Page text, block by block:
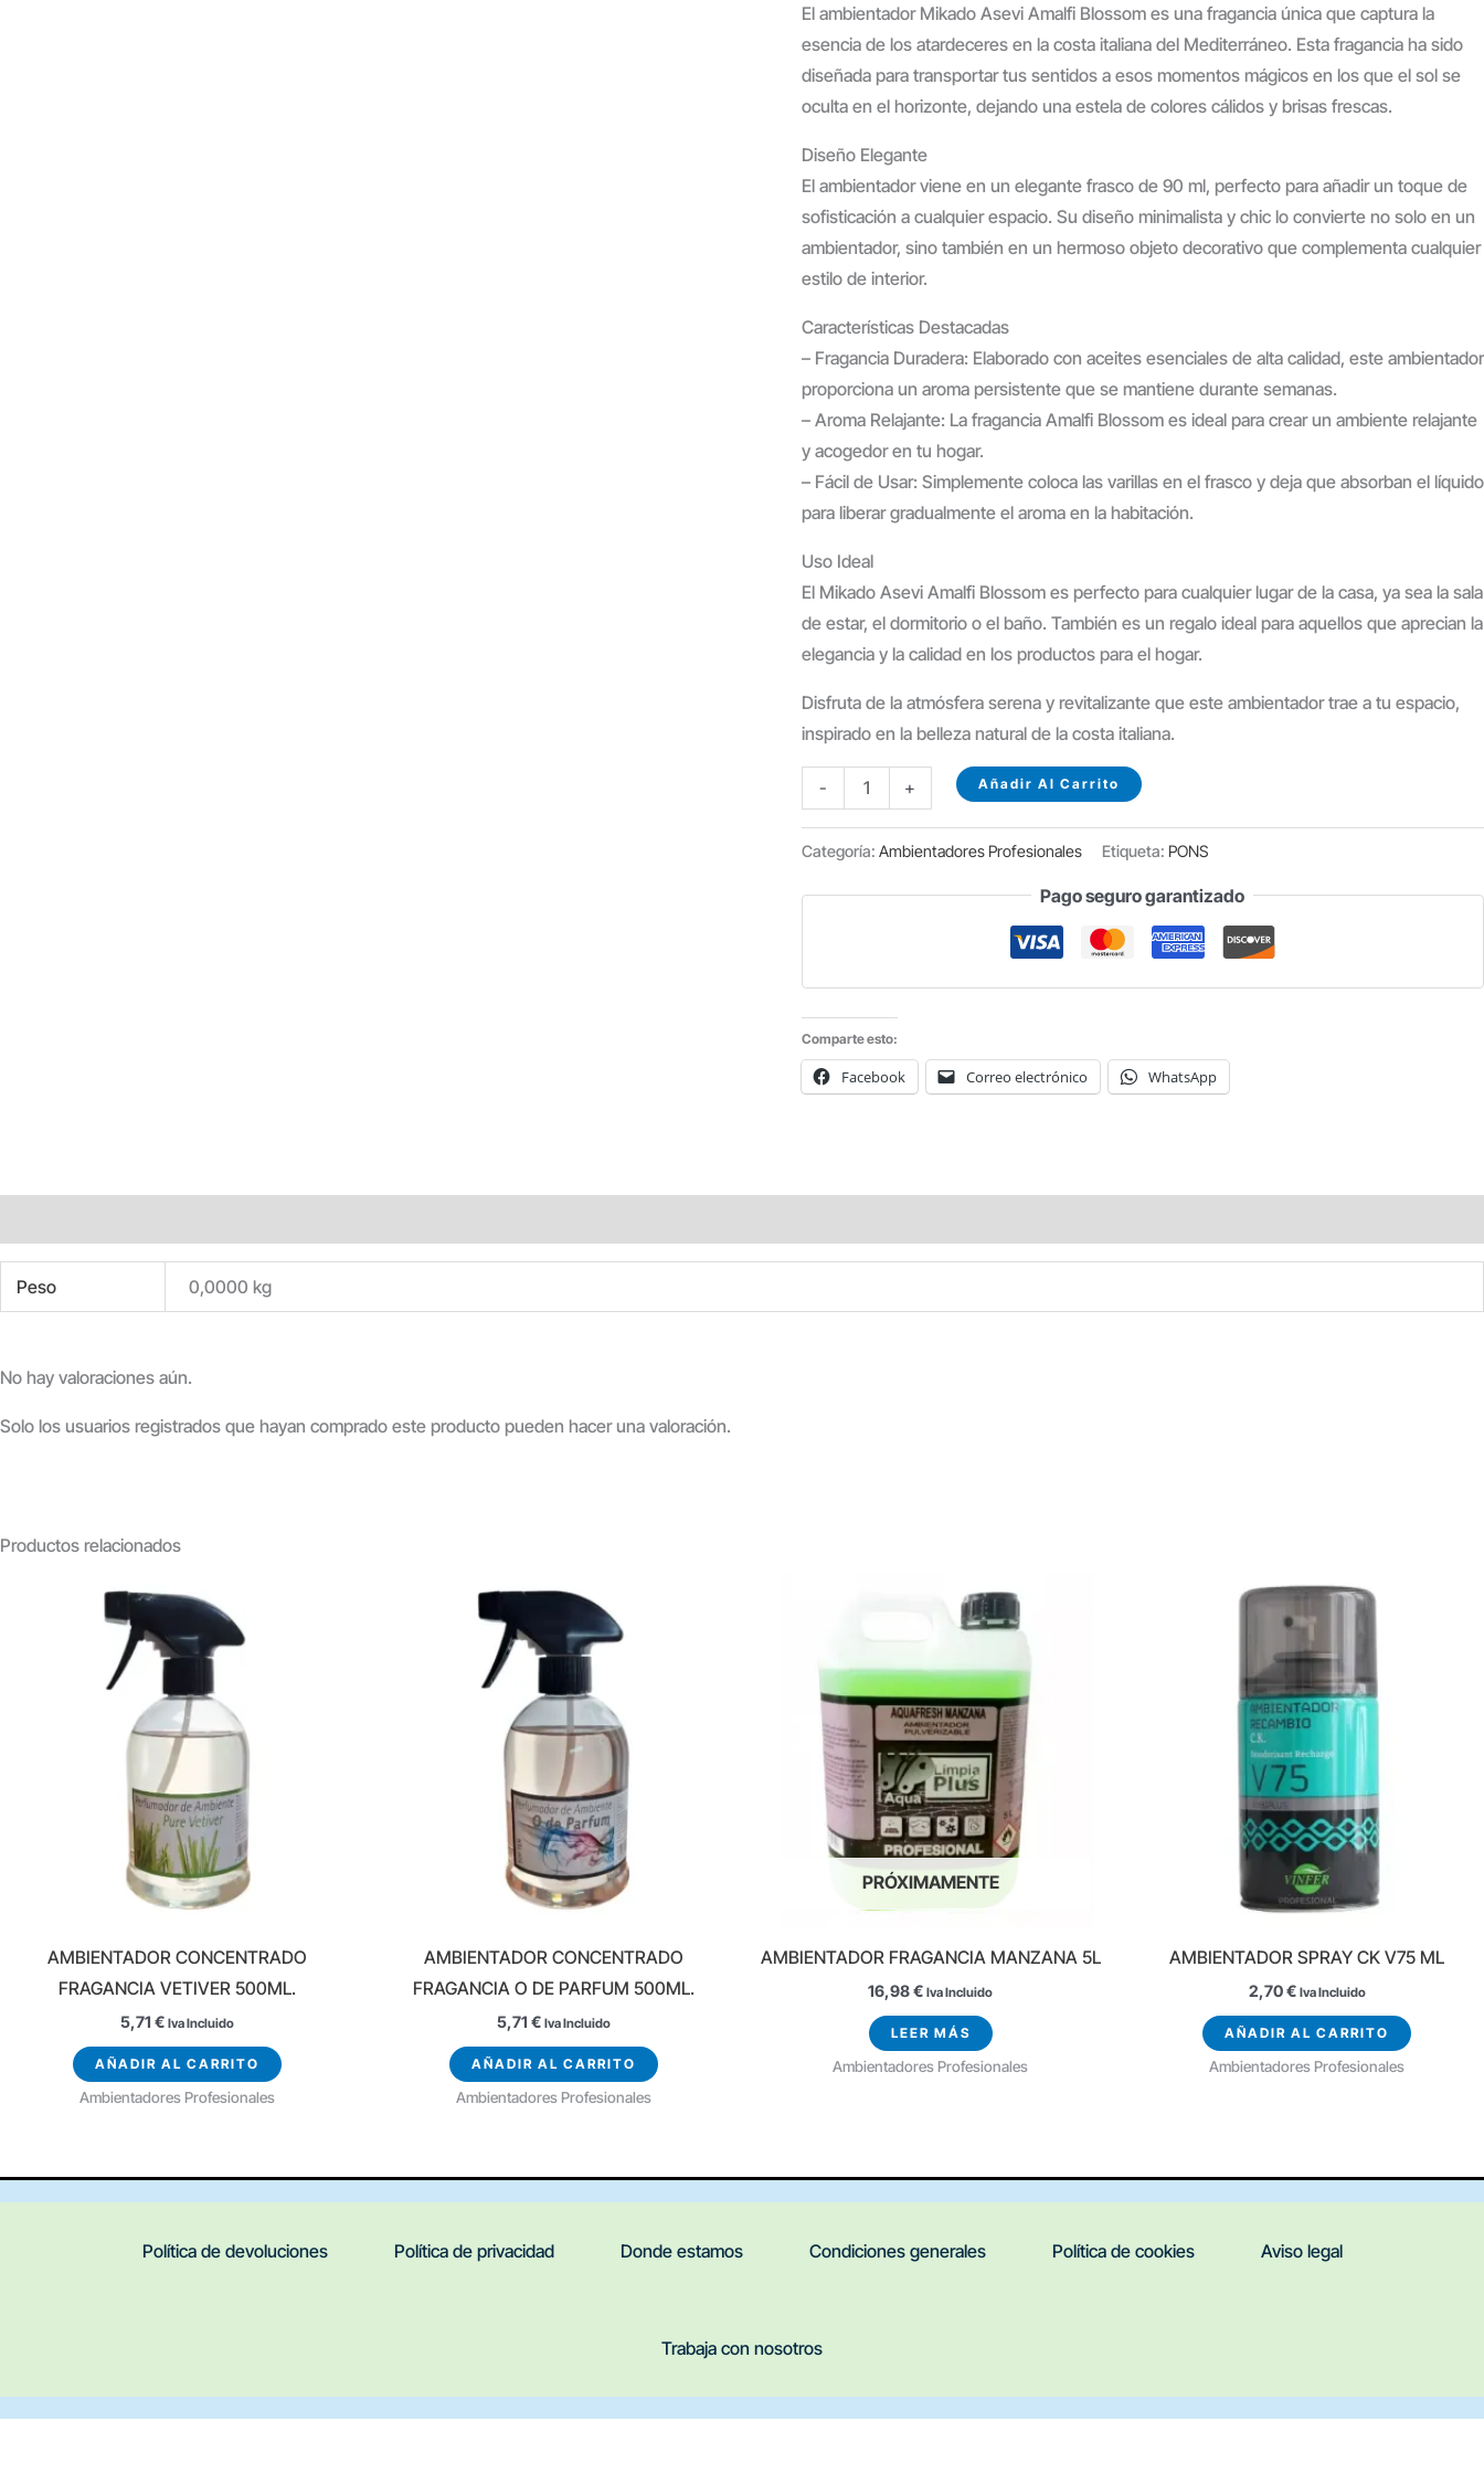
El ambientador Mikado Asevi Amalfi Blossom es una fragancia única que captura la
esencia de los atardeceres en la costa italiana del Mediterráneo. Esta fragancia ha sido
diseñada para transportar tus sentidos a esos momentos mágicos en los que el sol se
oculta en el horizonte, dejando una estela de colores cálidos y brisas frescas.
Diseño Elegante
El ambientador viene en un elegante frasco de 90 ml, perfecto para añadir un toque de
sofisticación a cualquier espacio. Su diseño minimalista y chic lo convierte no solo en un
ambientador, sino también en un hermoso objeto decorativo que complementa cualquier
estilo de interior.
Características Destacadas
– Fragancia Duradera: Elaborado con aceites esenciales de alta calidad, este ambientador
proporciona un aroma persistente que se mantiene durante semanas.
– Aroma Relajante: La fragancia Amalfi Blossom es ideal para crear un ambiente relajante
y acogedor en tu hogar.
– Fácil de Usar: Simplemente coloca las varillas en el frasco y deja que absorban el líquido
para liberar gradualmente el aroma en la habitación.
Uso Ideal
El Mikado Asevi Amalfi Blossom es perfecto para cualquier lugar de la casa, ya sea la sala
de estar, el dormitorio o el baño. También es un regalo ideal para aquellos que aprecian la
elegancia y la calidad en los productos para el hogar.
Disfruta de la atmósfera serena y revitalizante que este ambientador trae a tu espacio,
inspirado en la belleza natural de la costa italiana.
-
AMBIENTADOR
MIKADO
ASEVI
BLOSSON
+ Añadir Al Carrito
Categoría: Ambientadores Profesionales Etiqueta: PONS
Pago seguro garantizado
Comparte esto:
Facebook Correo electrónico WhatsApp
Peso 0,0000 kg
No hay valoraciones aún.
Solo los usuarios registrados que hayan comprado este producto pueden hacer una valoración.
Productos relacionados
AMBIENTADOR CONCENTRADO
FRAGANCIA VETIVER 500ML.
5,71 € Iva Incluido
AÑADIR AL CARRITO
Ambientadores Profesionales
AMBIENTADOR CONCENTRADO
FRAGANCIA O DE PARFUM 500ML.
5,71 € Iva Incluido
AÑADIR AL CARRITO
Ambientadores Profesionales
PRÓXIMAMENTE
AMBIENTADOR FRAGANCIA MANZANA 5L
16,98€ Iva Incluido
LEER MÁS
Ambientadores Profesionales
AMBIENTADOR SPRAY CK V75 ML
2,70€ Iva Incluido
AÑADIR AL CARRITO
Ambientadores Profesionales
Política de devoluciones Política de privacidad Donde estamos Condiciones generales Política de cookies Aviso legal
Trabaja con nosotros